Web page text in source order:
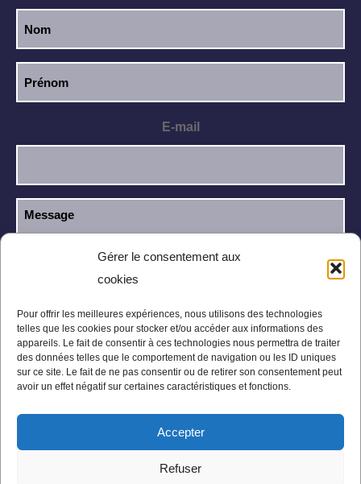
Gérer le consentement aux
cookies
Pour offrir les meilleures expériences, nous utilisons des technologies
telles que les cookies pour stocker et/ou accéder aux informations des
appareils. Le fait de consentir à ces technologies nous permettra de traiter
des données telles que le comportement de navigation ou les ID uniques
sur ce site. Le fait de ne pas consentir ou de retirer son consentement peut
avoir un effet négatif sur certaines caractéristiques et fonctions.
Accepter
Refuser
E-mail
J’ai lu et j’accepte la
confidentialité.
Politique de confidentialité